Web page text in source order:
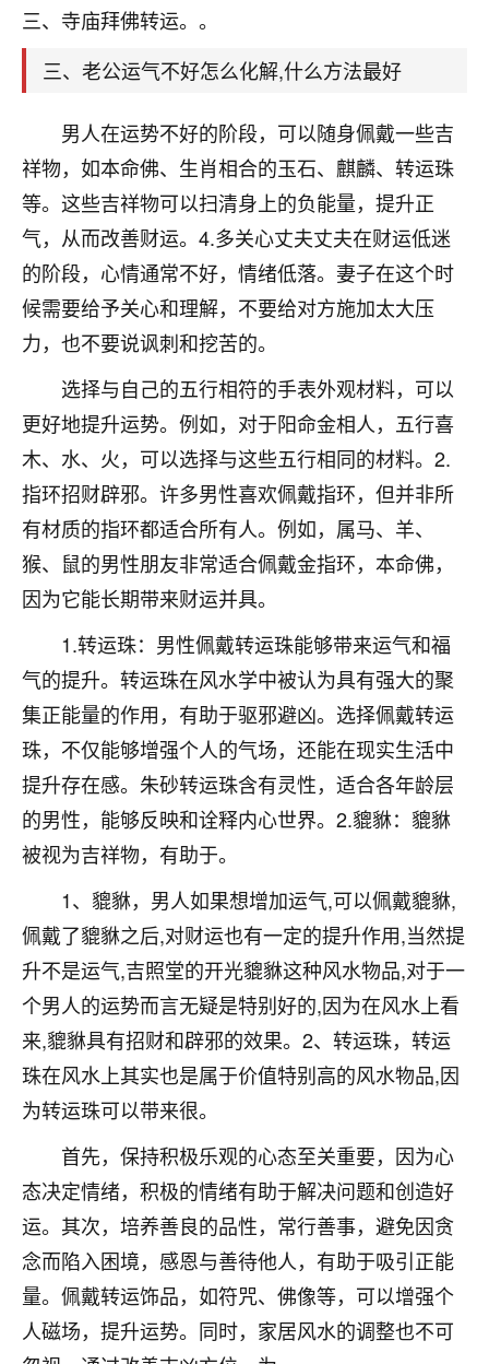
三、寺庙拜佛转运。。
三、老公运气不好怎么化解,什么方法最好
男人在运势不好的阶段，可以随身佩戴一些吉
祥物，如本命佛、生肖相合的玉石、麒麟、转运珠
等。这些吉祥物可以扫清身上的负能量，提升正
气，从而改善财运。4.多关心丈夫丈夫在财运低迷
的阶段，心情通常不好，情绪低落。妻子在这个时
候需要给予关心和理解，不要给对方施加太大压
力，也不要说讽刺和挖苦的。
选择与自己的五行相符的手表外观材料，可以
更好地提升运势。例如，对于阳命金相人，五行喜
木、水、火，可以选择与这些五行相同的材料。2.
指环招财辟邪。许多男性喜欢佩戴指环，但并非所
有材质的指环都适合所有人。例如，属马、羊、
猴、鼠的男性朋友非常适合佩戴金指环，本命佛，
因为它能长期带来财运并具。
1.转运珠：男性佩戴转运珠能够带来运气和福
气的提升。转运珠在风水学中被认为具有强大的聚
集正能量的作用，有助于驱邪避凶。选择佩戴转运
珠，不仅能够增强个人的气场，还能在现实生活中
提升存在感。朱砂转运珠含有灵性，适合各年龄层
的男性，能够反映和诠释内心世界。2.貔貅：貔貅
被视为吉祥物，有助于。
1、貔貅，男人如果想增加运气,可以佩戴貔貅,
佩戴了貔貅之后,对财运也有一定的提升作用,当然提
升不是运气,吉照堂的开光貔貅这种风水物品,对于一
个男人的运势而言无疑是特别好的,因为在风水上看
来,貔貅具有招财和辟邪的效果。2、转运珠，转运
珠在风水上其实也是属于价值特别高的风水物品,因
为转运珠可以带来很。
首先，保持积极乐观的心态至关重要，因为心
态决定情绪，积极的情绪有助于解决问题和创造好
运。其次，培养善良的品性，常行善事，避免因贪
念而陷入困境，感恩与善待他人，有助于吸引正能
量。佩戴转运饰品，如符咒、佛像等，可以增强个
人磁场，提升运势。同时，家居风水的调整也不可
鹿森：你可以找老师看看，人有时不服命不行
太阳当空赵：我也做餐饮的，生意不算大，但
址、风水、还有开业日子，哪哪都看了，虽然
大环境不好，但是我家生意还可以，前几天又
刚找老师做了补财库，希望财运更好一点！
2小时前 来自海南
梦醒时分
我女儿高二叛逆，大半年不上学，一说她就要死要活
的，把我们两口子愁的不行，朋友给我推荐的慧来老
师，一开始我是病急乱投医，这半年来，法事一个个
做完，我女儿跟变了个人一样，不期望她能考多好的
大学，只要能安安稳稳的把书读了，身体心理都健健
康康的我就很知足了！
鹿森：可怜天下父母心啊！
3小时前 来自河北
付深
我是公司人事调整，有升迁机会，但同时竞争的我们
三个，找老师的时候是抱着侥幸心理，没想到老师看
着我晋升有望，我半信半疑的按照老师建议，做了化
太岁还有一个发钱粮，本来年前的人事调整，拖到年
后，我以为都没戏了，结果开年一上班，开会提拔升
职第一个就是我，职务无所谓，主要是底薪加了
3000，非常开心，无论如何，感恩感谢！🙏🏻
鹿森：恭喜升职加薪！！，请客吗？�
12小时前 来自北京
心心相印
我身体不太好，总是病病殃殃的，去检查又没什么大
问题，反正就是不舒服。中医西医看遍了，找不到问
题，后来无意中看到有人推荐慧来老师，跟老师聊过
之后，心情豁然开朗，也听老师建议，处理了一些因
果问题。今年以来，身体比以前好多，主要是心情好
了，老师说境随心转，现在深有体会了。
鹿森 ：是的，其实跟老师聊过之后，最大的感
触，首先就是心态会变好，万般皆是命，半点
不由人！
1天前 来自四川 9
金白水清
我也想找老师看看，有没有人给个联系方式的啊？
鹿森：慧来老师微信：gjsy0624